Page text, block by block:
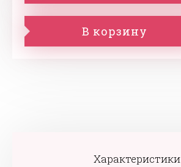
В корзину
Характеристики